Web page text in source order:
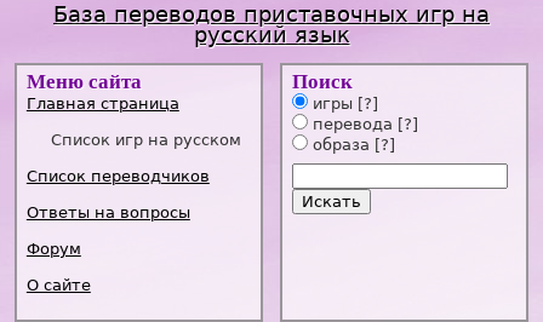
База переводов приставочных игр на
русский язык
Меню сайта
Главная страница
Список игр на русском
Список переводчиков
Ответы на вопросы
Форум
О сайте
Поиск
игры [?]
перевода [?]
образа [?]